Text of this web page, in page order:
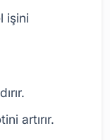
işini
artırır.